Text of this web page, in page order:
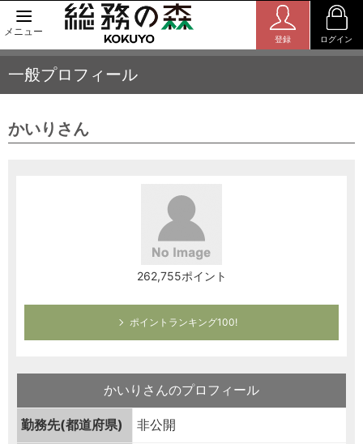
メニュー
登録 ログイン
一般プロフィール
かいりさん
262,755ポイント
ポイントランキング100!
かいりさんのプロフィール
勤務先(都道府県) 非公開